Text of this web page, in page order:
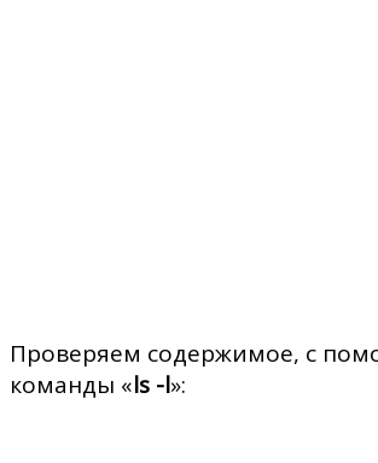
Проверяем содержимое, с
команды «ls -l»: